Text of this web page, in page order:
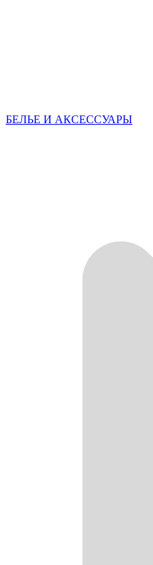
БЕЛЬЕ И АКСЕССУАРЫ